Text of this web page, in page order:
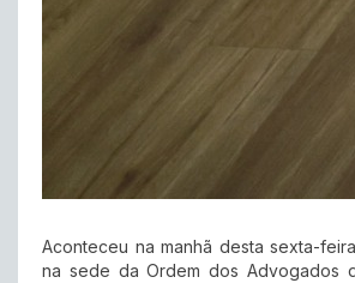
Aconteceu na manhã desta sexta-
na sede da Ordem dos Advogados